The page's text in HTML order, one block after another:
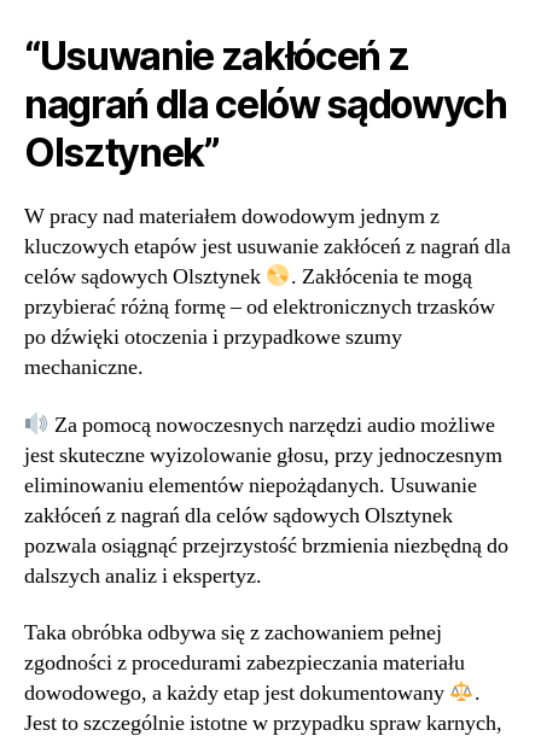
“Usuwanie zakłóceń z
nagrań dla celów sądowych
Olsztynek”
W pracy nad materiałem dowodowym jednym z
kluczowych etapów jest usuwanie zakłóceń z nagrań dla
celów sądowych Olsztynek
. Zakłócenia te mogą
przybierać różną formę – od elektronicznych trzasków
po dźwięki otoczenia i przypadkowe szumy
mechaniczne.
Za pomocą nowoczesnych narzędzi audio możliwe
jest skuteczne wyizolowanie głosu, przy jednoczesnym
eliminowaniu elementów niepożądanych. Usuwanie
zakłóceń z nagrań dla celów sądowych Olsztynek
pozwala osiągnąć przejrzystość brzmienia niezbędną do
dalszych analiz i ekspertyz.
Taka obróbka odbywa się z zachowaniem pełnej
zgodności z procedurami zabezpieczania materiału
dowodowego, a każdy etap jest dokumentowany
.
Jest to szczególnie istotne w przypadku spraw karnych,